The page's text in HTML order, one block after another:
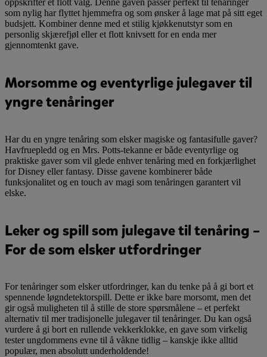
som nylig har flyttet hjemmefra og som ønsker å lage mat på sitt eget
budsjett. Kombiner denne med et stilig kjøkkenutstyr som en
personlig skjærefjøl eller et flott knivsett for en enda mer
gjennomtenkt gave.
Morsomme og eventyrlige julegaver til
yngre tenåringer
Har du en yngre tenåring som elsker magiske og fantasifulle gaver?
Havfruepledd og en Mrs. Potts-tekanne er både eventyrlige og
praktiske gaver som vil glede enhver tenåring med en forkjærlighet
for Disney eller fantasy. Disse gavene kombinerer både
funksjonalitet og en touch av magi som tenåringen garantert vil
elske.
Leker og spill som julegave til tenåring –
For de som elsker utfordringer
For tenåringer som elsker utfordringer, kan du tenke på å gi bort et
spennende løgndetektorspill. Dette er ikke bare morsomt, men det
gir også muligheten til å stille de store spørsmålene – et perfekt
alternativ til mer tradisjonelle julegaver til tenåringer. Du kan også
vurdere å gi bort en rullende vekkerklokke, en gave som virkelig
tester ungdommens evne til å våkne tidlig – kanskje ikke alltid
populær, men absolutt underholdende!